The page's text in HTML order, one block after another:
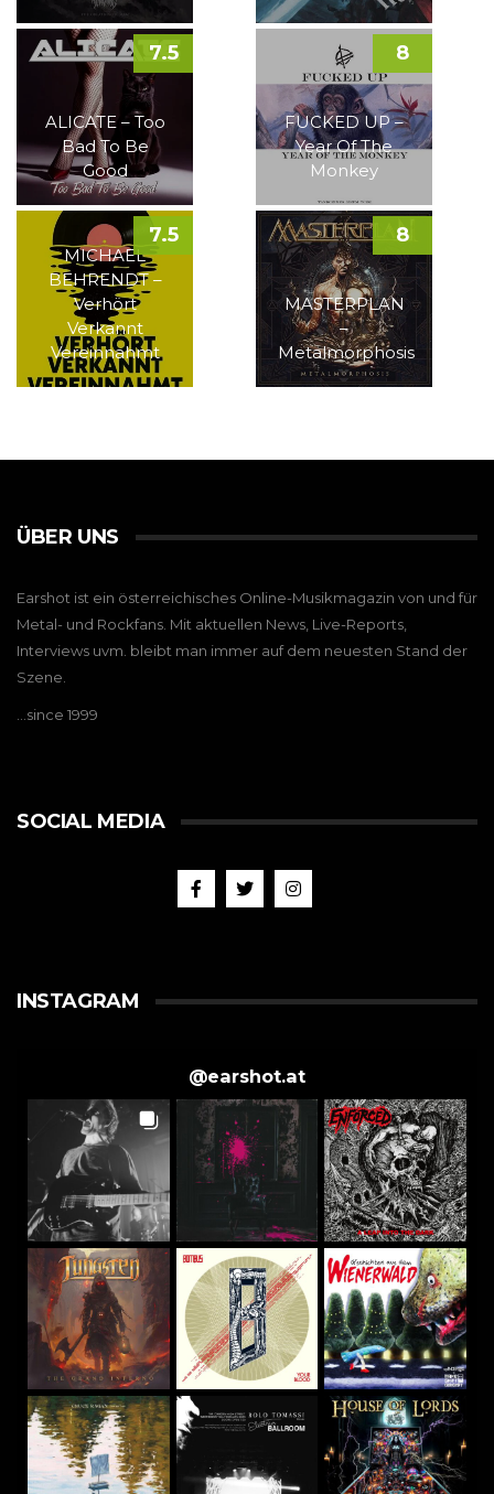
ALICATE – Too
Bad To Be
Good
7.5
FUCKED UP –
Year Of The
Monkey
8
MICHAEL
BEHRENDT –
Verhört
Verkannt
Vereinnahmt
7.5
MASTERPLAN
–
Metalmorphosis
8
ÜBER UNS
Earshot ist ein österreichisches Online-Musikmagazin von und für
Metal- und Rockfans. Mit aktuellen News, Live-Reports,
Interviews uvm. bleibt man immer auf dem neuesten Stand der
Szene.
…since 1999
SOCIAL MEDIA
INSTAGRAM
@earshot.at